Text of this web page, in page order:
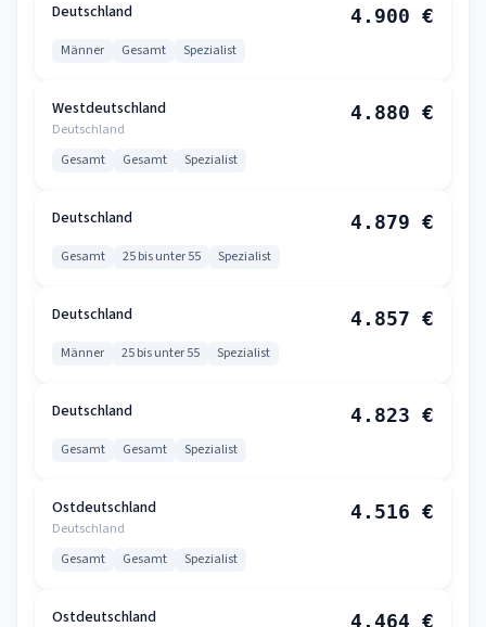
Deutschland 4.900 €
Männer Gesamt Spezialist
Westdeutschland
Deutschland
4.880 €
Gesamt Gesamt Spezialist
Deutschland 4.879 €
Gesamt 25 bis unter 55 Spezialist
Deutschland 4.857 €
Männer 25 bis unter 55 Spezialist
Deutschland 4.823 €
Gesamt Gesamt Spezialist
Ostdeutschland
Deutschland
4.516 €
Gesamt Gesamt Spezialist
Ostdeutschland 4.464 €